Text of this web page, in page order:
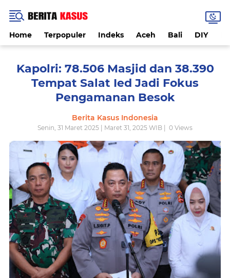
Home Terpopuler Indeks Aceh Bali DIY
Kapolri: 78.506 Masjid dan 38.390
Tempat Salat Ied Jadi Fokus
Pengamanan Besok
Berita Kasus Indonesia
Senin, 31 Maret 2025 | Maret 31, 2025 WIB | 0 Views